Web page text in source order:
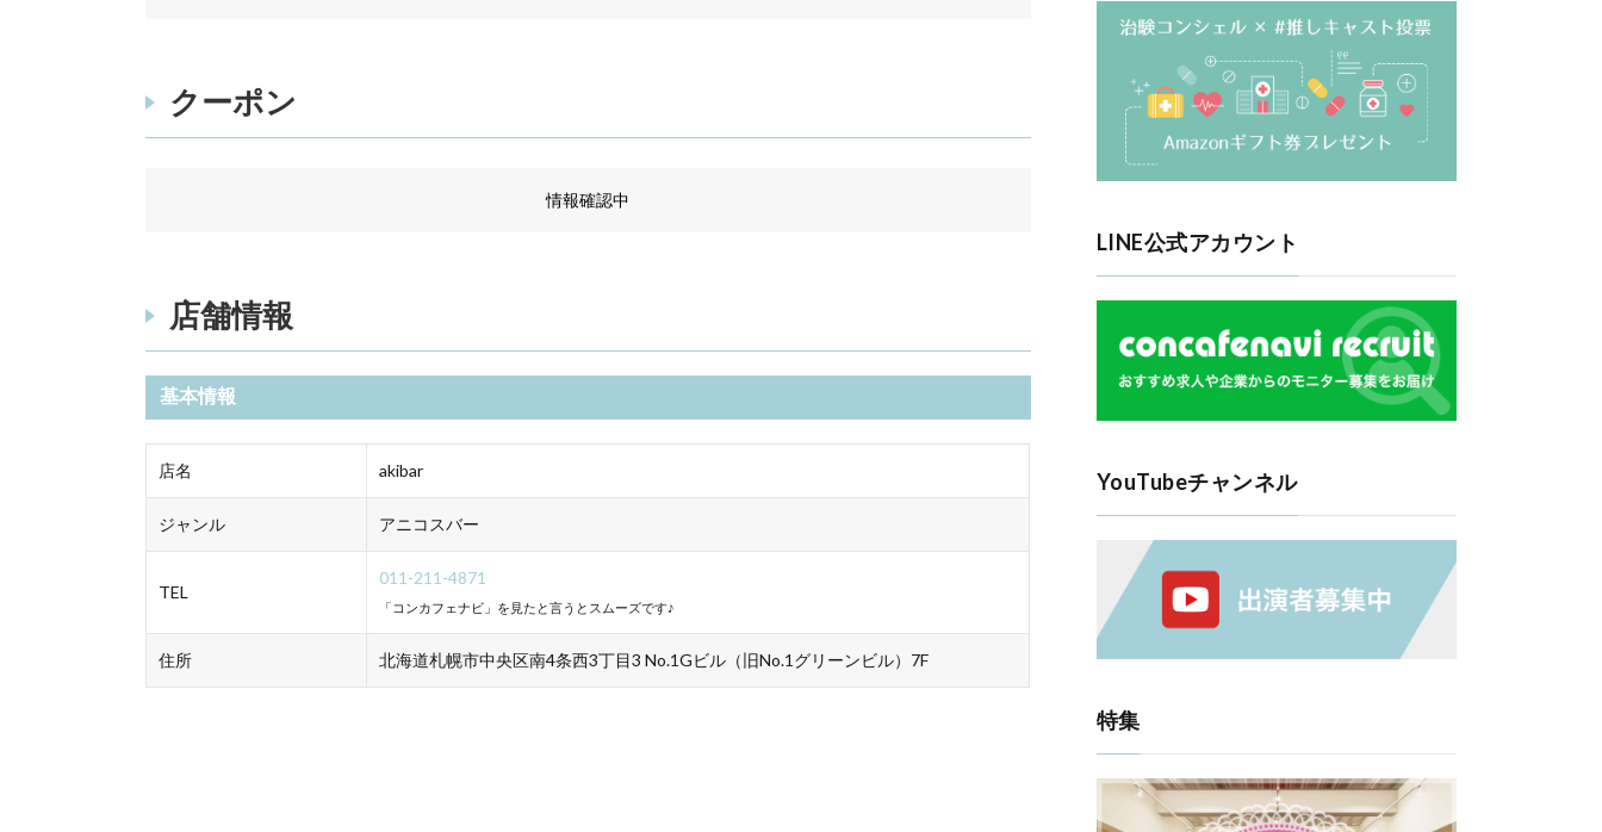
クーポン
情報確認中
店舗情報
基本情報
店名 akibar
ジャンル アニコスバー
TEL
011-211-4871
「コンカフェナビ」を見たと言うとスムーズです♪
住所 北海道札幌市中央区南4条西3丁目3 No.1Gビル（旧No.1グリーンビル）7F
LINE公式アカウント
YouTubeチャンネル
特集